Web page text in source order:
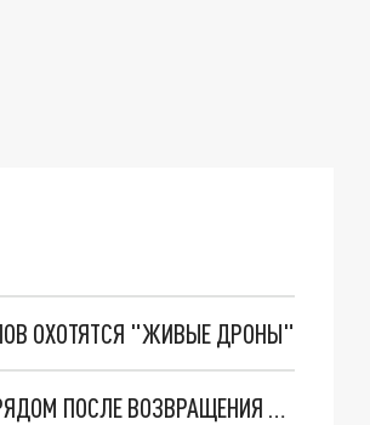
ОХОТЯТСЯ "ЖИВЫЕ ДРОНЫ"
НЕВЕСТА ЛЕПСА ШОКИРОВАЛА ПУБЛИКУ ПОЛУПРОЗРАЧНЫМ НАРЯДОМ ПОСЛЕ ВОЗВРАЩЕНИЯ ИЗ БРИТАНИИ